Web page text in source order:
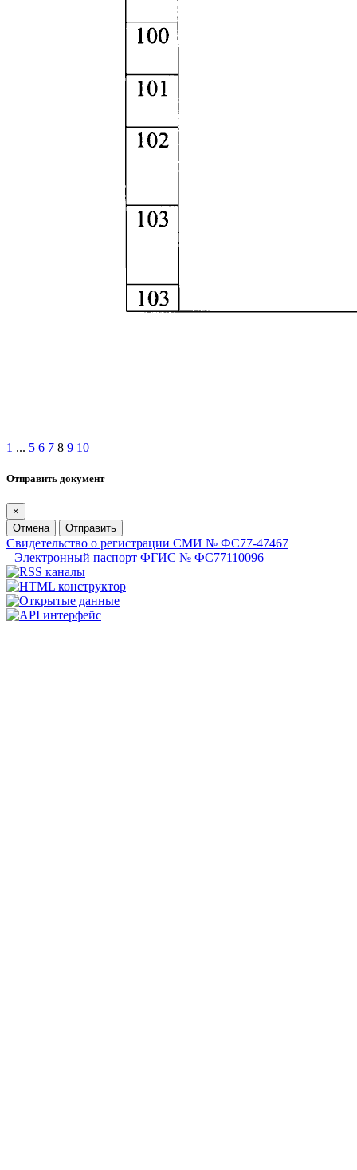
1 ... 5 6 7 8 9 10
Отправить документ
×
Отмена
Отправить
Свидетельство о регистрации СМИ № ФС77-47467
Электронный паспорт ФГИС № ФС77110096